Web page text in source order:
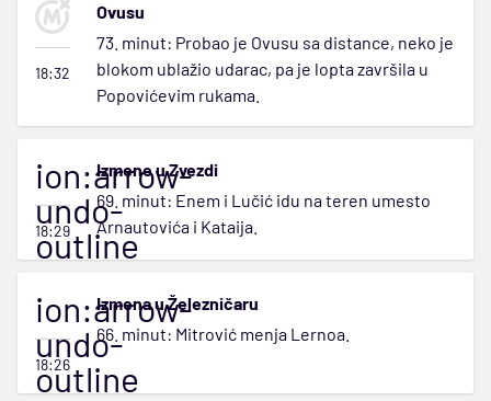
18:32
Ovusu
73. minut: Probao je Ovusu sa distance, neko je
blokom ublažio udarac, pa je lopta završila u
Popovićevim rukama.
ion:arrow-
undo-
outline
18:29
Izmene u Zvezdi
69. minut: Enem i Lučić idu na teren umesto
Arnautovića i Kataija.
ion:arrow-
undo-
outline
18:26
Izmena u Železničaru
66. minut: Mitrović menja Lernoa.